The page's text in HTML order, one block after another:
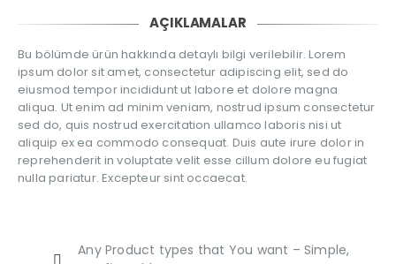
AÇIKLAMALAR
Bu bölümde ürün hakkında detaylı bilgi verilebilir. Lorem
ipsum dolor sit amet, consectetur adipiscing elit, sed do
eiusmod tempor incididunt ut labore et dolore magna
aliqua. Ut enim ad minim veniam, nostrud ipsum consectetur
sed do, quis nostrud exercitation ullamco laboris nisi ut
aliquip ex ea commodo consequat. Duis aute irure dolor in
reprehenderit in voluptate velit esse cillum dolore eu fugiat
nulla pariatur. Excepteur sint occaecat.
Any Product types that You want – Simple,